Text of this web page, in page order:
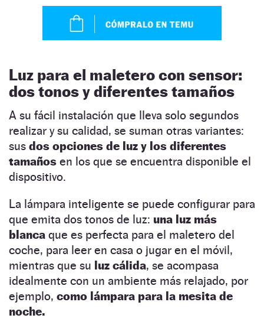
Luz para el maletero con sensor:
dos tonos y diferentes tamaños
A su fácil instalación que lleva solo segundos
realizar y su calidad, se suman otras variantes:
sus dos opciones de luz y los diferentes
tamaños en los que se encuentra disponible el
dispositivo.
La lámpara inteligente se puede configurar para
que emita dos tonos de luz: una luz más
blanca que es perfecta para el maletero del
coche, para leer en casa o jugar en el móvil,
mientras que su luz cálida, se acompasa
idealmente con un ambiente más relajado, por
ejemplo, como lámpara para la mesita de
noche.